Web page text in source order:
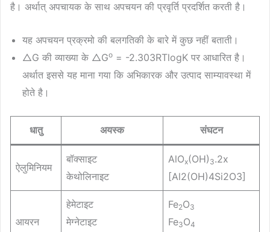
है। अर्थात् अपचायक के साथ अपचयन की प्रवृर्ति प्रदर्शित करती है।
यह अपचयन प्रक्रमो की बलगतिकी के बारे में कुछ नहीं बताती।
△G की व्याख्या के △Go = -2.303RTlogK पर आधारित है।
अर्थात इससे यह माना गया कि अभिकारक और उत्पाद साम्यावस्था में
होते है।
धातु अयस्क संघटन
ऐलुमिनियम
बॉक्साइट
केथोलिनाइट
AlOx(OH) 3.2x
[Al2(OH)4Si2O3]
आयरन
हेमेटाइट
मेग्नेटाइट
Fe2O3
Fe3O4